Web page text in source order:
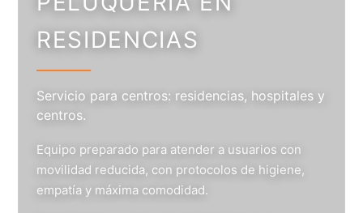
RESIDENCIAS
Servicio para centros: residencias, hospitales y
centros.
Equipo preparado para atender a usuarios con
movilidad reducida, con protocolos de higiene,
empatía y máxima comodidad.